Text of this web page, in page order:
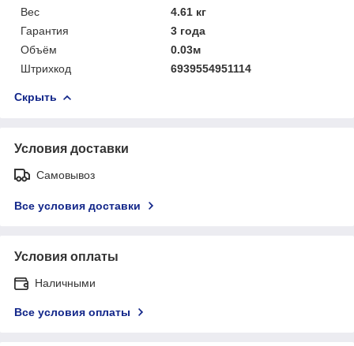
Вес
4.61 кг
Гарантия
3 года
Объём
0.03м
Штрихкод
6939554951114
Скрыть
Условия доставки
Самовывоз
Все условия доставки
Условия оплаты
Наличными
Все условия оплаты